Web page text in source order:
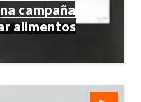
campaña
alimentos